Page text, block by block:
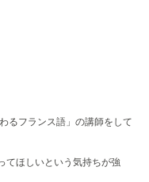
るフランス語」の講師をして
てほしいという気持ちが強